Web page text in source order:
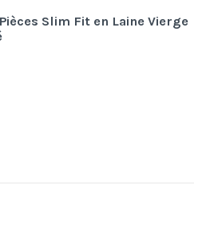
Slim Fit en Laine Vierge